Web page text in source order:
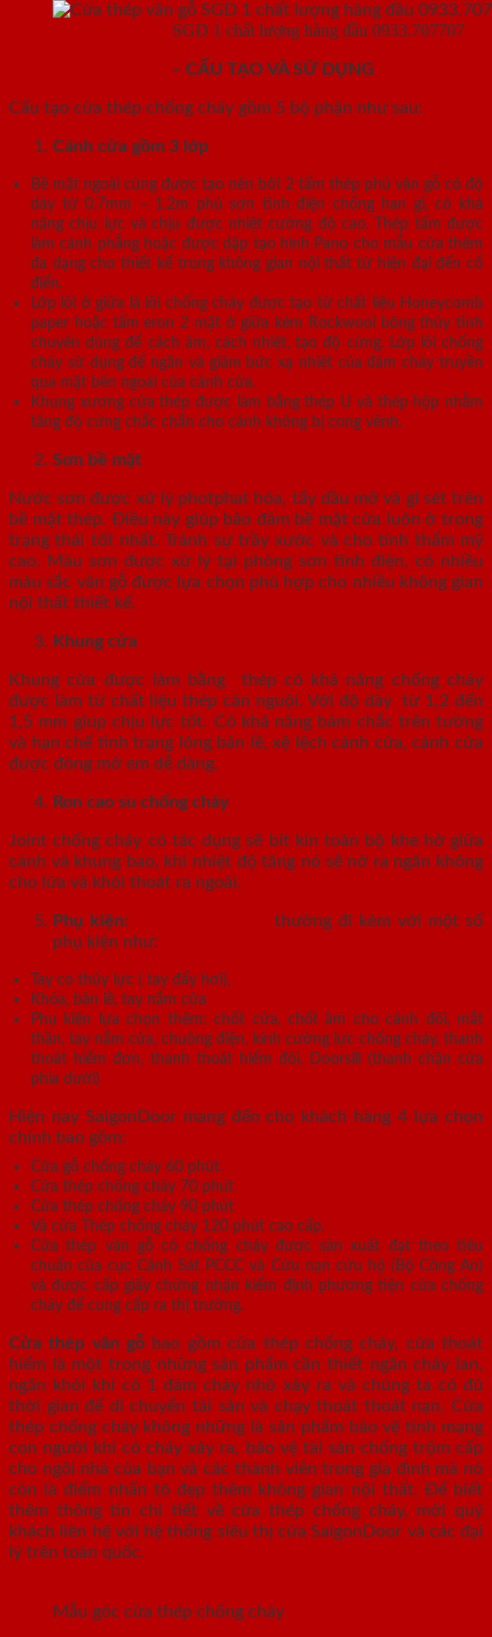
SGD 1 chất lượng hàng đầu 0933.707707
– CẤU TẠO VÀ SỬ DỤNG
Cấu tạo cửa thép chống cháy gồm 5 bộ phận như sau:
Cánh cửa gồm 3 lớp
Bề mặt ngoài cùng được tạo nên bởi 2 tấm thép phủ vân gỗ có độ
dày từ 0.7mm – 1.2m phủ sơn tĩnh điện chống han gỉ, có khả
năng chịu lực và chịu được nhiệt cường độ cao. Thép tấm được
làm cánh phẳng hoặc được dập tạo hình Pano cho mẫu cửa thêm
đa dạng cho thiết kế trong không gian nội thất từ hiện đại đến cổ
điển.
Lớp lõi ở giữa là lõi chống cháy được tạo từ chất liệu Honeycomb
paper hoặc tấm eron 2 mặt ở giữa kèm Rockwool bông thủy tinh
chuyên dùng để cách âm, cách nhiệt, tạo độ cứng. Lớp lõi chống
cháy sử dụng để ngăn và giảm bức xạ nhiệt của đám cháy truyền
qua mặt bên ngoài của cánh cửa.
Khung xương cửa thép được làm bằng thép U và thép hộp nhằm
tăng độ cứng chắc chắn cho cánh không bị cong vênh.
Sơn bề mặt
Nước sơn được xử lý photphat hóa, tẩy dầu mỡ và gỉ sét trên
bề mặt thép. Điều này giúp bảo đảm bề mặt cửa luôn ở trong
trạng thái tốt nhất. Tránh sự trầy xước và cho tính thẩm mỹ
cao. Màu sơn được xử lý tại phòng sơn tĩnh điện, có nhiều
màu sắc vân gỗ được lựa chọn phù hợp cho nhiều không gian
nội thất thiết kế.
Khung cửa
Khung cửa được làm bằng thép có khả năng chống cháy
được làm từ chất liệu thép cán nguội. Với độ dày từ 1,2 đến
1,5 mm giúp chịu lực tốt. Có khả năng bám chắc trên tường
và hạn chế tình trạng lỏng bản lề, xệ lệch cánh cửa, cánh cửa
được đóng mở em dễ dàng.
Ron cao su chống cháy
Joint chống cháy có tác dụng sẽ bít kín toàn bộ khe hở giữa
cánh và khung bao, khi nhiệt độ tăng nó sẽ nở ra ngăn không
cho lửa và khói thoát ra ngoài.
Phụ kiện:
thường đi kèm với một số
phụ kiện như:
Tay co thủy lực ( tay đẩy hơi),
Khóa, bản lề, tay nắm cửa
Phụ kiện lựa chọn thêm: chốt cửa, chốt âm cho cánh đôi, mắt
thần, tay nắm cửa, chuông điện, kính cường lực chống cháy, thanh
thoát hiểm đơn, thanh thoát hiểm đôi, Doorsill (thanh chặn cửa
phía dưới)
Hiện nay SaigonDoor mang đến cho khách hàng 4 lựa chọn
chính bao gồm:
Cửa gỗ chống cháy 60 phút.
Cửa thép chống cháy 70 phút
Cửa thép chống cháy 90 phút
Và cửa Thép chống cháy 120 phút cao cấp.
Cửa thép vân gỗ có chống cháy được sản xuất đạt theo tiêu
chuẩn của cục Cảnh Sát PCCC và Cứu nạn cứu hộ (Bộ Công An)
và được cấp giấy chứng nhận kiểm định phương tiện cửa chống
cháy để cung cấp ra thị trường.
Cửa thép vân gỗ bao gồm cửa thép chống cháy, cửa thoát
hiểm là một trong những sản phẩm cần thiết ngăn cháy lan,
ngăn khói khi có 1 đám cháy nhỏ xảy ra và chúng ta có đủ
thời gian để di chuyển tài sản và chạy thoát thoát nạn. Cửa
thép chống cháy không những là sản phẩm bảo vệ tính mạng
con người khi có cháy xảy ra, bảo vệ tài sản chống trộm cấp
cho ngôi nhà của bạn và các thành viên trong gia đình mà nó
còn là điểm nhấn tô đẹp thêm không gian nội thất. Để biết
thêm thông tin chi tiết về cửa thép chống cháy, mời quý
khách liên hệ với hệ thống siêu thị cửa SaigonDoor và các đại
lý trên toàn quốc.
Mẫu góc cửa thép chống cháy